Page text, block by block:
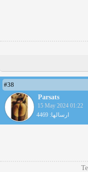
#38
Parsats
15 May 2024 01:22
ارسالها: 4469